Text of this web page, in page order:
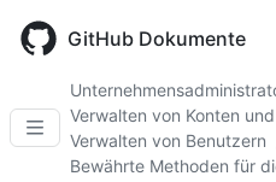
main
GitHub Dokumente
Verwalten von Konten
Verwalten von Benutzern
Bewährte Methoden für